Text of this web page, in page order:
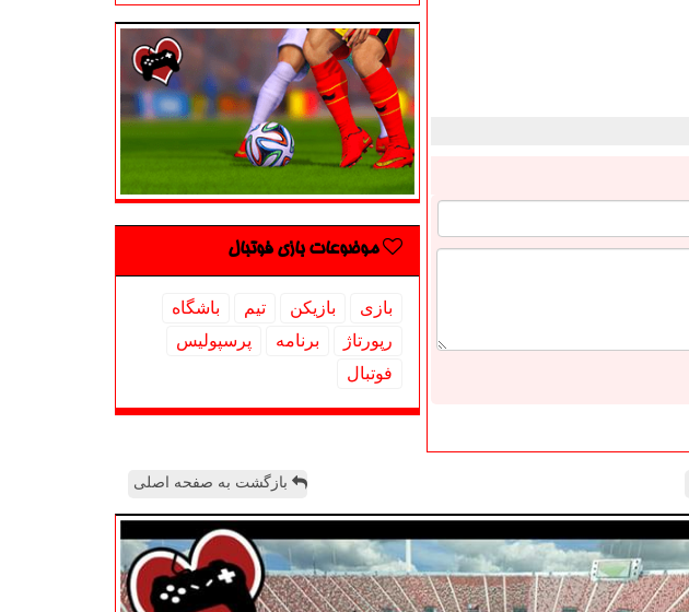
موضوعات بازی فوتبال
بازی بازیكن تیم
باشگاه
رپورتاژ
برنامه
پرسپولیس
فوتبال
بازگشت به صفحه اصلی